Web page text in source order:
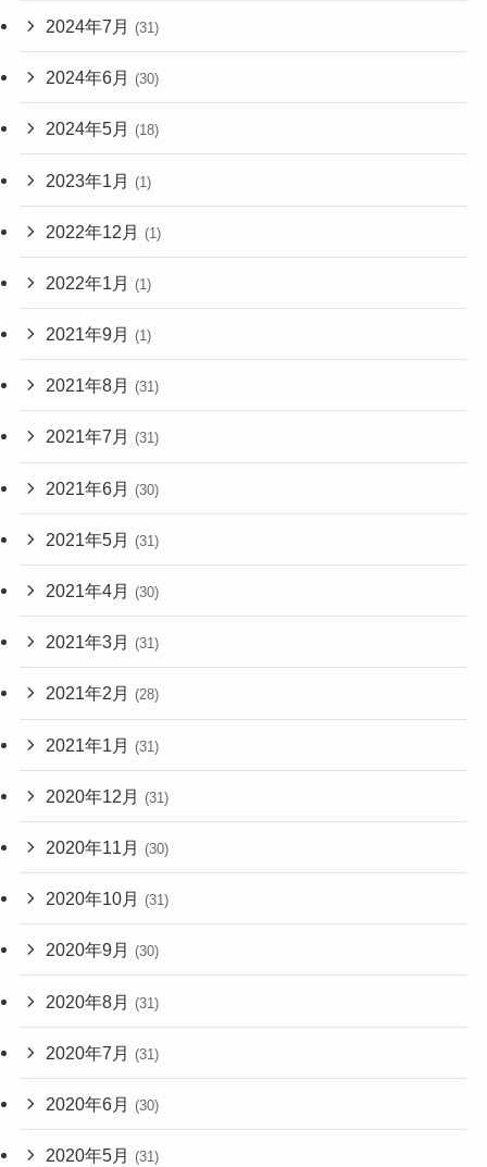
2024年7月 (31)
2024年6月 (30)
2024年5月 (18)
2023年1月 (1)
2022年12月 (1)
2022年1月 (1)
2021年9月 (1)
2021年8月 (31)
2021年7月 (31)
2021年6月 (30)
2021年5月 (31)
2021年4月 (30)
2021年3月 (31)
2021年2月 (28)
2021年1月 (31)
2020年12月 (31)
2020年11月 (30)
2020年10月 (31)
2020年9月 (30)
2020年8月 (31)
2020年7月 (31)
2020年6月 (30)
2020年5月 (31)